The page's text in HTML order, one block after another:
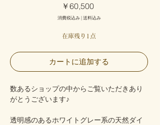
￥60,500価
格
消費税込み|送料込み
在庫残り1点
カートに追加する
数あるショップの中からご覧いただきあり
がとうございます♪
透明感のあるホワイトグレー系の天然ダイ